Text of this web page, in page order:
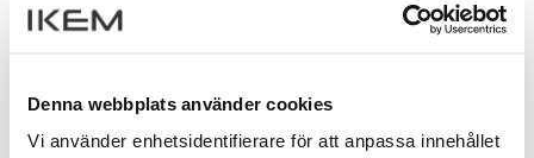
Denna webbplats använder cookies
Vi använder enhetsidentifierare för att anpassa innehållet
Sveriges innovations- och kemiföretag. De 1 200
återvinning.